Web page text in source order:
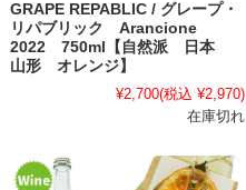
GRAPE REPABLIC / グレープ・
リパブリック Arancione
2022 750ml【自然派 日本
山形 オレンジ】
¥2,700(税込 ¥2,970)
在庫切れ